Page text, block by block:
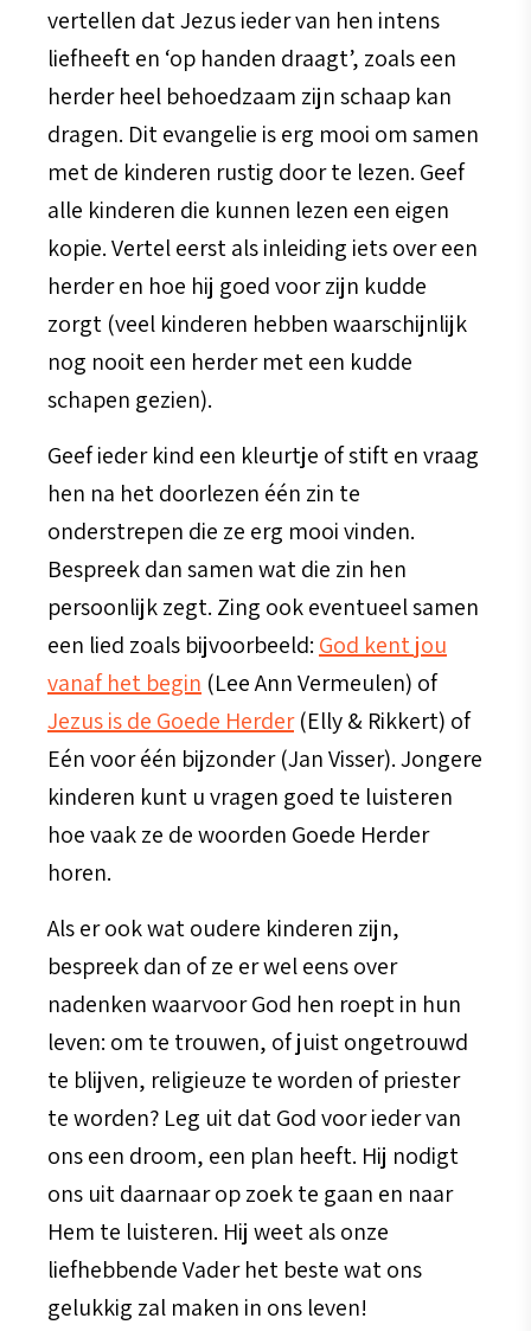
vertellen dat Jezus ieder van hen intens
liefheeft en ‘op handen draagt’, zoals een
herder heel behoedzaam zijn schaap kan
dragen. Dit evangelie is erg mooi om samen
met de kinderen rustig door te lezen. Geef
alle kinderen die kunnen lezen een eigen
kopie. Vertel eerst als inleiding iets over een
herder en hoe hij goed voor zijn kudde
zorgt (veel kinderen hebben waarschijnlijk
nog nooit een herder met een kudde
schapen gezien).
Geef ieder kind een kleurtje of stift en vraag
hen na het doorlezen één zin te
onderstrepen die ze erg mooi vinden.
Bespreek dan samen wat die zin hen
persoonlijk zegt. Zing ook eventueel samen
een lied zoals bijvoorbeeld: God kent jou
vanaf het begin (Lee Ann Vermeulen) of
Jezus is de Goede Herder(Elly & Rikkert) of
Eén voor één bijzonder (Jan Visser). Jongere
kinderen kunt u vragen goed te luisteren
hoe vaak ze de woorden Goede Herder
horen.
Als er ook wat oudere kinderen zijn,
bespreek dan of ze er wel eens over
nadenken waarvoor God hen roept in hun
leven: om te trouwen, of juist ongetrouwd
te blijven, religieuze te worden of priester
te worden? Leg uit dat God voor ieder van
ons een droom, een plan heeft. Hij nodigt
ons uit daarnaar op zoek te gaan en naar
Hem te luisteren. Hij weet als onze
liefhebbende Vader het beste wat ons
gelukkig zal maken in ons leven!